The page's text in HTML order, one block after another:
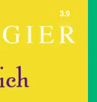
3.9